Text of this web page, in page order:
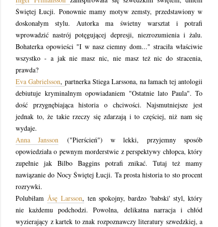
Świętej Łucji. Ponownie mamy motyw zemsty, przedstawiony w
doskonałym stylu. Autorka ma świetny warsztat i potrafi
wprowadzić nastrój potęgującej depresji, niezrozumienia i żalu.
Bohaterka opowieści "I w nasz ciemny dom..." straciła właściwie
wszystko - a jak nie masz nic, nie masz też nic do stracenia,
prawda?
Eva Gabrielsson, partnerka Stiega Larssona, na łamach tej antologii
debiutuje kryminalnym opowiadaniem "Ostatnie lato Paula". To
dość przygnębiająca historia o chciwości. Najsmutniejsze jest
jednak to, że takie rzeczy się zdarzają i to częściej, niż nam się
wydaje.
Anna Jansson ("Pierścień") w lekki, przyjemny sposób
opowiedziała o pewnym morderstwie z perspektywy chłopca, który
zupełnie jak Bilbo Baggins potrafi znikać. Tutaj też mamy
nawiązanie do Nocy Świętej Łucji. Ta prosta historia to sto procent
rozrywki.
PolubiłamÅsę Larsson, ten spokojny, bardzo 'babski' styl, który
nie każdemu podchodzi. Powolna, delikatna narracja i chłód
wyzierający z kartek to znak rozpoznawczy literatury szwedzkiej, a